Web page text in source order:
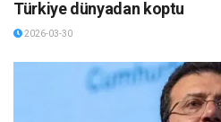
Türkiye dünyadan koptu
2026-03-30